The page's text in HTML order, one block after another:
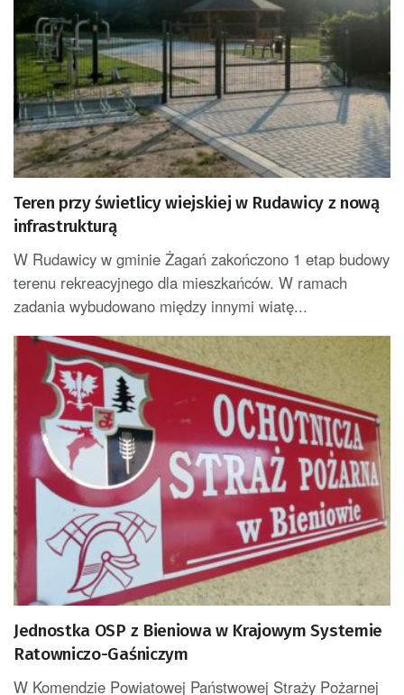
Teren przy świetlicy wiejskiej w Rudawicy z nową
infrastrukturą
W Rudawicy w gminie Żagań zakończono 1 etap budowy
terenu rekreacyjnego dla mieszkańców. W ramach
zadania wybudowano między innymi wiatę...
Jednostka OSP z Bieniowa w Krajowym Systemie
Ratowniczo-Gaśniczym
W Komendzie Powiatowej Państwowej Straży Pożarnej